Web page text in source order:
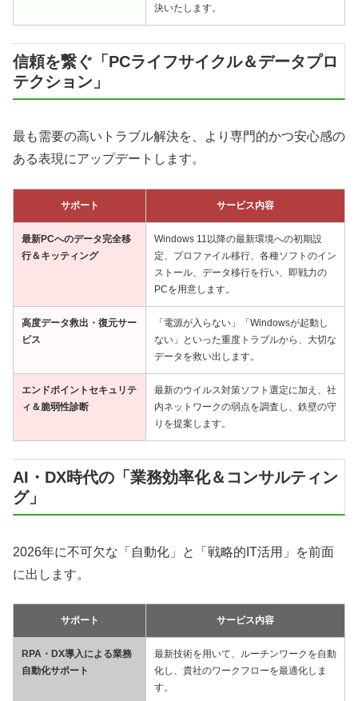
決いたします。
信頼を繋ぐ「PCライフサイクル＆データプロ
テクション」
最も需要の高いトラブル解決を、より専門的かつ安心感の
ある表現にアップデートします。
サポート サービス内容
最新PCへのデータ完全移
行＆キッティング
Windows 11以降の最新環境への初期設
定、プロファイル移行、各種ソフトのイン
ストール、データ移行を行い、即戦力の
PCを用意します。
高度データ救出・復元サー
ビス
「電源が入らない」「Windowsが起動し
ない」といった重度トラブルから、大切な
データを救い出します。
エンドポイントセキュリテ
ィ＆脆弱性診断
最新のウイルス対策ソフト選定に加え、社
内ネットワークの弱点を調査し、鉄壁の守
りを提案します。
AI・DX時代の「業務効率化＆コンサルティン
グ」
2026年に不可欠な「自動化」と「戦略的IT活用」を前面
に出します。
サポート サービス内容
RPA・DX導入による業務
自動化サポート
最新技術を用いて、ルーチンワークを自動
化し、貴社のワークフローを最適化しま
す。